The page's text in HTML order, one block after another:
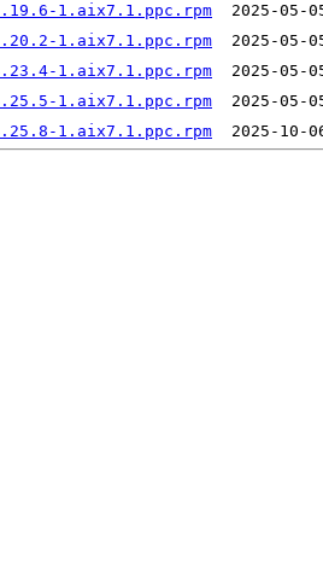
1.aix7.1.ppc.rpm
1.aix7.1.ppc.rpm
1.aix7.1.ppc.rpm
1.aix7.1.ppc.rpm
1.aix7.1.ppc.rpm